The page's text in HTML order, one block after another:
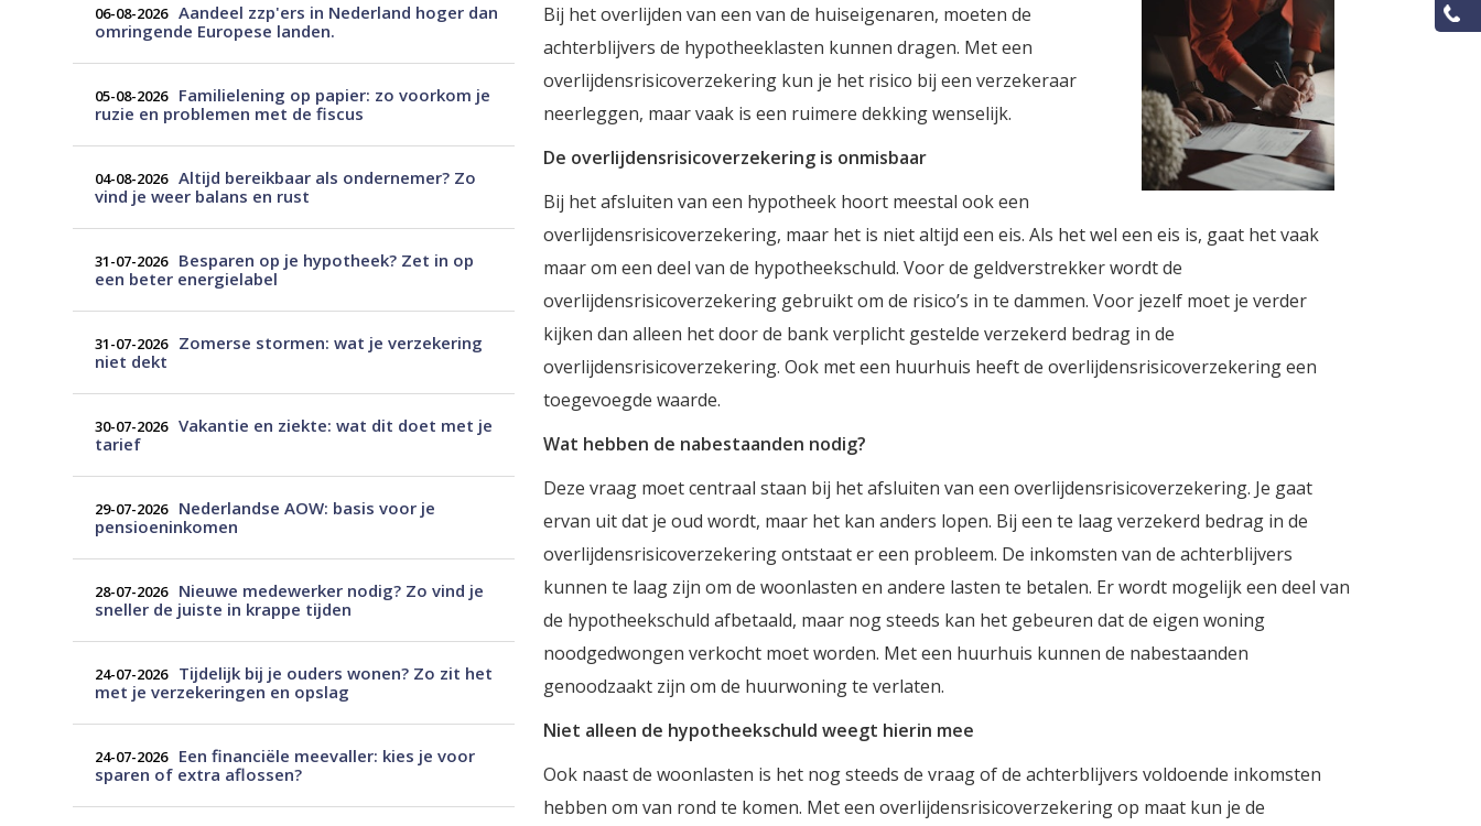
06-08-2026 Aandeel zzp'ers in Nederland hoger dan
omringende Europese landen.
05-08-2026
Familielening op papier: zo voorkom je
ruzie en problemen met de fiscus
04-08-2026 Altijd bereikbaar als ondernemer? Zo
vind je weer balans en rust
31-07-2026
Besparen op je hypotheek? Zet in op
een beter energielabel
31-07-2026
Zomerse stormen: wat je verzekering
niet dekt
30-07-2026 Vakantie en ziekte: wat dit doet met je
tarief
29-07-2026
Nederlandse AOW: basis voor je
pensioeninkomen
28-07-2026
Nieuwe medewerker nodig? Zo vind je
sneller de juiste in krappe tijden
24-07-2026
Tijdelijk bij je ouders wonen? Zo zit het
met je verzekeringen en opslag
24-07-2026
Een financiële meevaller: kies je voor
sparen of extra aflossen?
Bij het overlijden van een van de huiseigenaren, moeten de
achterblijvers de hypotheeklasten kunnen dragen. Met een
overlijdensrisicoverzekering kun je het risico bij een verzekeraar
neerleggen, maar vaak is een ruimere dekking wenselijk.
De overlijdensrisicoverzekering is onmisbaar
Bij het afsluiten van een hypotheek hoort meestal ook een
overlijdensrisicoverzekering, maar het is niet altijd een eis. Als het wel een eis is, gaat het vaak
maar om een deel van de hypotheekschuld. Voor de geldverstrekker wordt de
overlijdensrisicoverzekering gebruikt om de risico’s in te dammen. Voor jezelf moet je verder
kijken dan alleen het door de bank verplicht gestelde verzekerd bedrag in de
overlijdensrisicoverzekering. Ook met een huurhuis heeft de overlijdensrisicoverzekering een
toegevoegde waarde.
Wat hebben de nabestaanden nodig?
Deze vraag moet centraal staan bij het afsluiten van een overlijdensrisicoverzekering. Je gaat
ervan uit dat je oud wordt, maar het kan anders lopen. Bij een te laag verzekerd bedrag in de
overlijdensrisicoverzekering ontstaat er een probleem. De inkomsten van de achterblijvers
kunnen te laag zijn om de woonlasten en andere lasten te betalen. Er wordt mogelijk een deel van
de hypotheekschuld afbetaald, maar nog steeds kan het gebeuren dat de eigen woning
noodgedwongen verkocht moet worden. Met een huurhuis kunnen de nabestaanden
genoodzaakt zijn om de huurwoning te verlaten.
Niet alleen de hypotheekschuld weegt hierin mee
Ook naast de woonlasten is het nog steeds de vraag of de achterblijvers voldoende inkomsten
hebben om van rond te komen. Met een overlijdensrisicoverzekering op maat kun je de